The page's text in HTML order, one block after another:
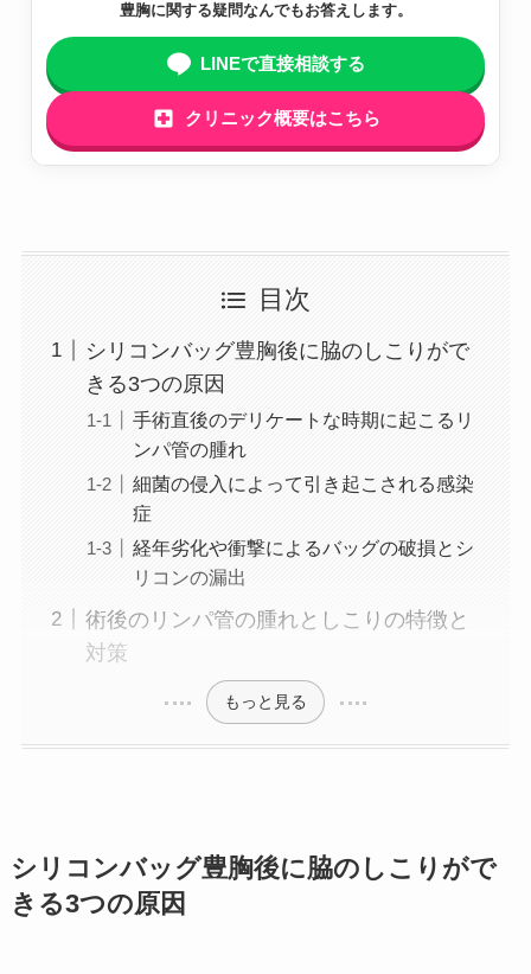
豊胸に関する疑問なんでもお答えします。
LINEで直接相談する
クリニック概要はこちら
目次
シリコンバッグ豊胸後に脇のしこりがで
きる3つの原因
手術直後のデリケートな時期に起こるリ
ンパ管の腫れ
細菌の侵入によって引き起こされる感染
症
経年劣化や衝撃によるバッグの破損とシ
リコンの漏出
術後のリンパ管の腫れとしこりの特徴と
対策
もっと見る
シリコンバッグ豊胸後に脇のしこりがで
きる3つの原因